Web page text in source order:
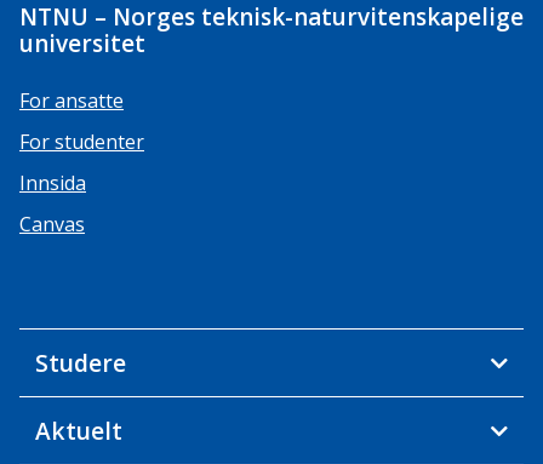
NTNU – Norges teknisk-naturvitenskapelige
universitet
For ansatte
For studenter
Innsida
Canvas
Studere
Aktuelt